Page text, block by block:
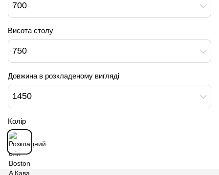
700
Висота столу
750
Довжина в розкладеному вигляді
1450
Колір